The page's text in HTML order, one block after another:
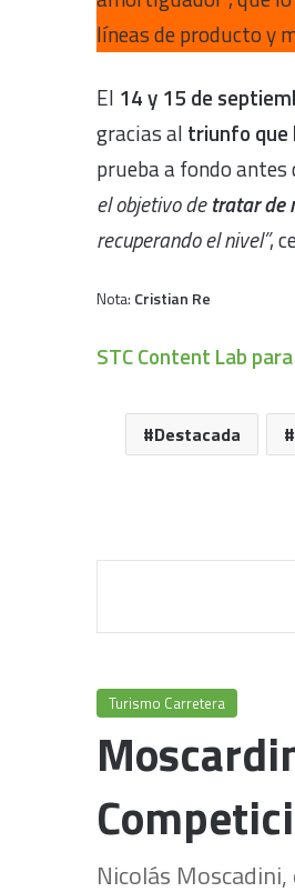
líneas de producto y
El 14 y 15 de
gracias al triunfo que
prueba a fondo antes
el objetivo detratar de
recuperando el nivel”,
Nota: Cristian Re
STC Content Lab
Destacada